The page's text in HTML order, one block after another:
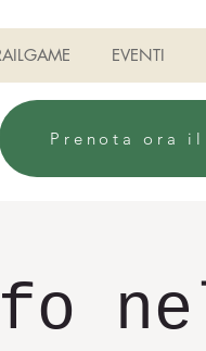
EVENTI
Prenota ora il